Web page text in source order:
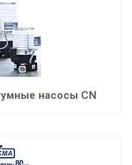
насосы CN